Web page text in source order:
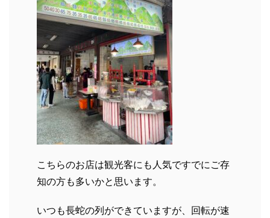
こちらのお店は観光客にも人気ですでにご存
知の方も多いかと思います。
いつも長蛇の列ができていますが、回転が速